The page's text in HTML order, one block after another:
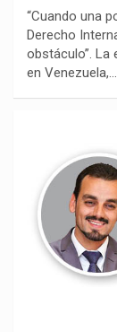
“Cuando una
Derecho
obstáculo”. La
en Venezuela,…